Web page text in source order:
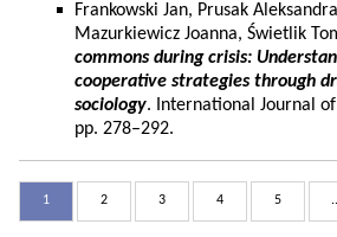
Frankowski Jan, Prusak
Mazurkiewicz Joanna, Świetlik
commons during crisis:
cooperative strategies through
sociology. International Journal
pp. 278–292.
1 2 3 4 5